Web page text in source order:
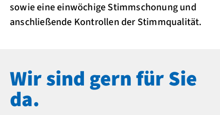
sowie eine einwöchige Stimmschonung und
anschließende Kontrollen der Stimmqualität.
Wir sind gern für Sie
da.